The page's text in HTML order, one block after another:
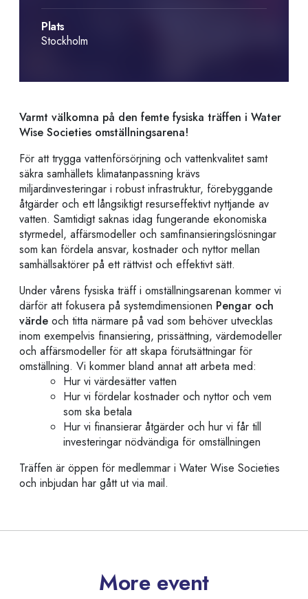
Plats
Stockholm
Varmt välkomna på den femte fysiska träffen i Water
Wise Societies omställningsarena!
För att trygga vattenförsörjning och vattenkvalitet samt
säkra samhällets klimatanpassning krävs
miljardinvesteringar i robust infrastruktur, förebyggande
åtgärder och ett långsiktigt resurseffektivt nyttjande av
vatten. Samtidigt saknas idag fungerande ekonomiska
styrmedel, affärsmodeller och samfinansieringslösningar
som kan fördela ansvar, kostnader och nyttor mellan
samhällsaktörer på ett rättvist och effektivt sätt.
Under vårens fysiska träff i omställningsarenan kommer vi
därför att fokusera på systemdimensionen Pengar och
värde och titta närmare på vad som behöver utvecklas
inom exempelvis finansiering, prissättning, värdemodeller
och affärsmodeller för att skapa förutsättningar för
omställning. Vi kommer bland annat att arbeta med:
Hur vi värdesätter vatten
Hur vi fördelar kostnader och nyttor och vem
som ska betala
Hur vi finansierar åtgärder och hur vi får till
investeringar nödvändiga för omställningen
Träffen är öppen för medlemmar i Water Wise Societies
och inbjudan har gått ut via mail.
More event